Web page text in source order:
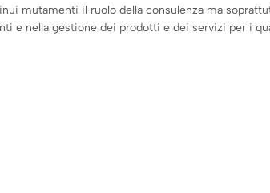
mutamenti il ruolo della consulenza ma
e nella gestione dei prodotti e dei servizi per i